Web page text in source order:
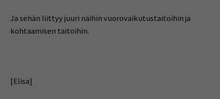
Ja sehän liittyy juuri näihin vuorovaikutustaitoihin ja
kohtaamisen taitoihin.
[Elisa]